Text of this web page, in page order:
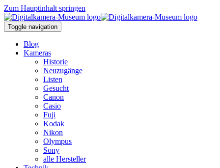
Zum Hauptinhalt springen
Toggle navigation
Blog
Kameras
Historie
Neuzugänge
Listen
Gesucht
Canon
Casio
Fuji
Kodak
Nikon
Olympus
Sony
alle Hersteller